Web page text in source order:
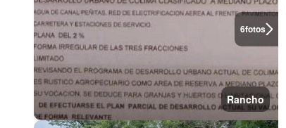
6fotos
Rancho